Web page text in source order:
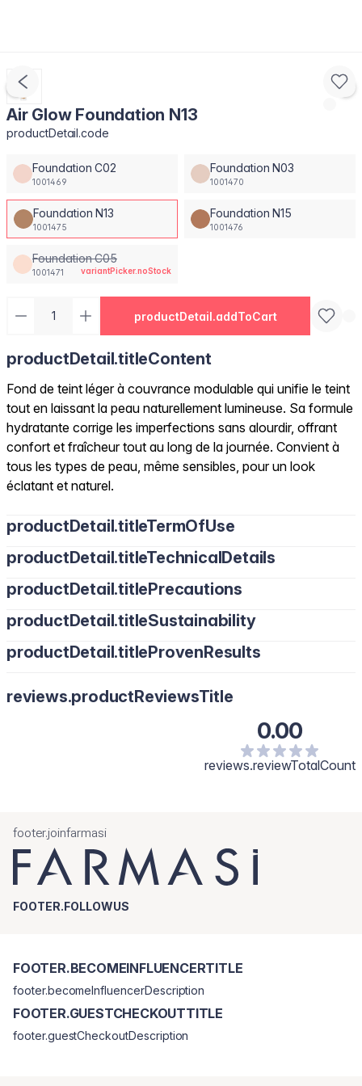
Air Glow Foundation N13
productDetail.code
Foundation C02
1001469
Foundation N03
1001470
Foundation N13
1001475
Foundation N15
1001476
Foundation C05
1001471 variantPicker.noStock
productDetail.addToCart
productDetail.titleContent
Fond de teint léger à couvrance modulable qui unifie le teint
tout en laissant la peau naturellement lumineuse. Sa formule
hydratante corrige les imperfections sans alourdir, offrant
confort et fraîcheur tout au long de la journée. Convient à
tous les types de peau, même sensibles, pour un look
éclatant et naturel.
productDetail.titleTermOfUse
productDetail.titleTechnicalDetails
productDetail.titlePrecautions
productDetail.titleSustainability
productDetail.titleProvenResults
reviews.productReviewsTitle
0.00
reviews.reviewTotalCount
footer.joinfarmasi
FOOTER.FOLLOWUS
FOOTER.BECOMEINFLUENCERTITLE
footer.becomeInfluencerDescription
FOOTER.GUESTCHECKOUTTITLE
footer.guestCheckoutDescription